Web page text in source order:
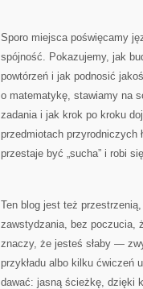
Sporo miejsca poświęcamy
spójność. Pokazujemy, jak
powtórzeń i jak podnosić
o matematykę, stawiamy na
zadania i jak krok po kroku
przedmiotach przyrodniczych
przestaje być „sucha” i robi
Ten blog jest też
zawstydzania, bez poczucia,
znaczy, że jesteś słaby —
przykładu albo kilku ćwiczeń
dawać: jasną ścieżkę, dzięki